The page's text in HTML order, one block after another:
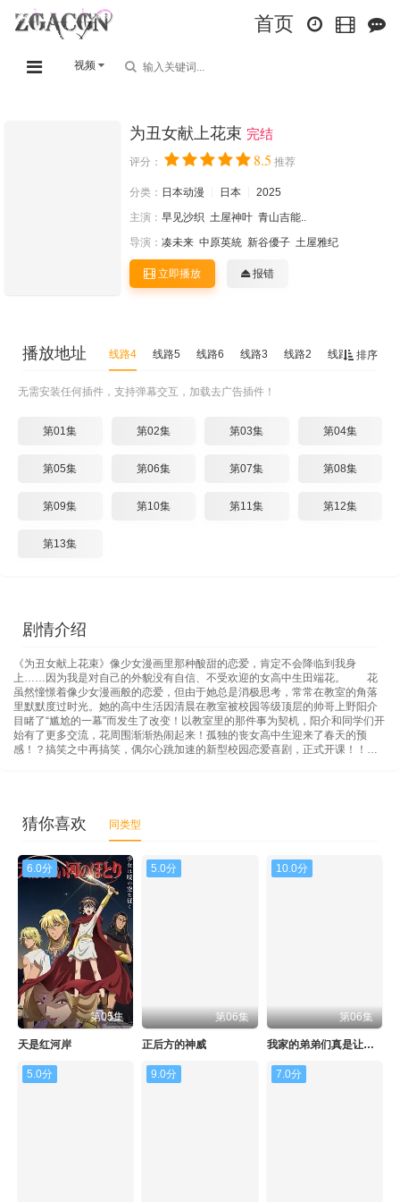
首页
视频
为丑女献上花束 完结
评分： 8.5 推荐
分类： 日本动漫 日本
2025
主演： 早见沙织 土屋神叶 青山吉能..
导演： 凑未来 中原英統 新谷優子 土屋雅纪
立即播放 报错
排序
播放地址 线路4 线路5 线路6 线路3 线路2 线路1
无需安装任何插件，支持弹幕交互，加载去广告插件！
第01集 第02集 第03集 第04集
第05集 第06集 第07集 第08集
第09集 第10集 第11集 第12集
第13集
剧情介绍
《为丑女献上花束》像少女漫画里那种酸甜的恋爱，肯定不会降临到我身
上……因为我是对自己的外貌没有自信、不受欢迎的女高中生田端花。 花
虽然憧憬着像少女漫画般的恋爱，但由于她总是消极思考，常常在教室的角落
里默默度过时光。她的高中生活因清晨在教室被校园等级顶层的帅哥上野阳介
目睹了“尴尬的一幕”而发生了改变！以教室里的那件事为契机，阳介和同学们开
始有了更多交流，花周围渐渐热闹起来！孤独的丧女高中生迎来了春天的预
感！？搞笑之中再搞笑，偶尔心跳加速的新型校园恋爱喜剧，正式开课！！…
猜你喜欢 同类型
6.0分
第05集
天是红河岸
5.0分
第06集
正后方的神威
10.0分
第06集
我家的弟弟们真是让您费心了
5.0分 9.0分 7.0分